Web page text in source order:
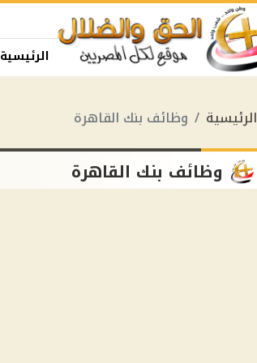
الرئيسية
الرئيسية وظائف بنك القاهرة
وظائف بنك القاهرة